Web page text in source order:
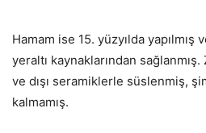
Hamam ise 15. yüzyılda yapılmış
yeraltı kaynaklarından sağlanmış.
ve dışı seramiklerle süslenmiş,
kalmamış.